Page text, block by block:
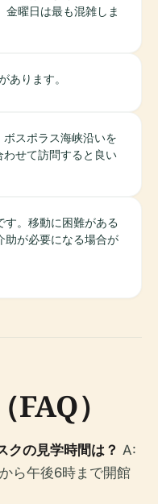
金曜日は最も混雑しま
あります。
スポラス海峡沿いを
せて訪問すると良い
す。移動に困難がある
助が必要になる場合が
）
クの見学時間は？ A:
ら午後6時まで開館